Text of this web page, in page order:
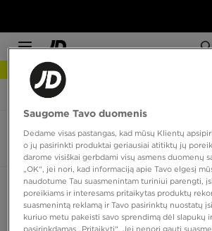
JD Sports adidas Superstar Winter Trek
adidas Superstar
2 produktai
Rūšiuoti:Rekomenduojama
Saugome Tavo duomenis
Dedame visas pastangas, kad mūsų Klientų
o jų pasirinkti produktai geriausiai atitiktų jų
darome visiškai gerbdami visų asmens duomenų
„OK“, jei nori, kad informaciją apie Tavo elgesį
naudotume Tau suasmenintam turiniui parengti,
poreikiams ir interesams pritaikytas produktų
suasmenintą reklamą ir Tavo pasirinktų nuostatų
kuriuo metu pakeisti savo sprendimą dėl slapukų